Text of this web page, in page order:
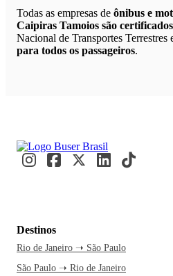
Todas as empresas de ônibus e
Caipiras Tamoios são
Nacional de Transportes Terrestres
para todos os passageiros.
Destinos
Rio de Janeiro ➝ São Paulo
São Paulo ➝ Rio de Janeiro